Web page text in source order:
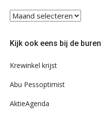
Blader
eens
ons
Kijk ook eens bij de buren
Krewinkel krijst
Abu Pessoptimist
AktieAgenda